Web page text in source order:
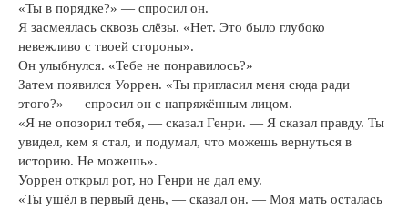
«Ты в порядке?» — спросил он.
Я засмеялась сквозь слёзы. «Нет. Это было глубоко
невежливо с твоей стороны».
Он улыбнулся. «Тебе не понравилось?»
Затем появился Уоррен. «Ты пригласил меня сюда ради
этого?» — спросил он с напряжённым лицом.
«Я не опозорил тебя, — сказал Генри. — Я сказал правду. Ты
увидел, кем я стал, и подумал, что можешь вернуться в
историю. Не можешь».
Уоррен открыл рот, но Генри не дал ему.
«Ты ушёл в первый день, — сказал он. — Моя мать осталась